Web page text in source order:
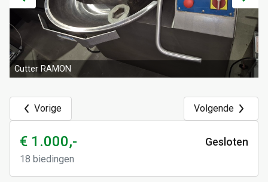
Cutter RAMON
Vorige Volgende
€ 1.000,-
18 biedingen
Gesloten